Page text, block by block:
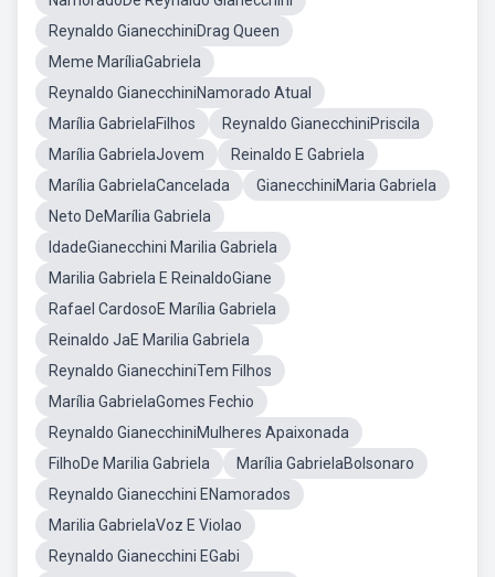
Reynaldo GianecchiniDrag Queen
Meme MaríliaGabriela
Reynaldo GianecchiniNamorado Atual
Marília GabrielaFilhos
Reynaldo GianecchiniPriscila
Marília GabrielaJovem
Reinaldo E Gabriela
Marília GabrielaCancelada
GianecchiniMaria Gabriela
Neto DeMarília Gabriela
IdadeGianecchini Marilia Gabriela
Marilia Gabriela E ReinaldoGiane
Rafael CardosoE Marília Gabriela
Reinaldo JaE Marilia Gabriela
Reynaldo GianecchiniTem Filhos
Marília GabrielaGomes Fechio
Reynaldo GianecchiniMulheres Apaixonada
FilhoDe Marilia Gabriela
Marília GabrielaBolsonaro
Reynaldo Gianecchini ENamorados
Marilia GabrielaVoz E Violao
Reynaldo Gianecchini EGabi